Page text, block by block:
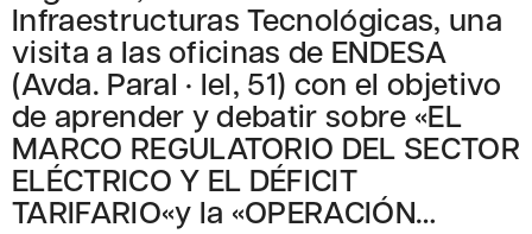
Infraestructuras Tecnológicas, una
visita a las oficinas de ENDESA
(Avda. Paral · lel, 51) con el objetivo
de aprender y debatir sobre «EL
MARCO REGULATORIO DEL SECTOR
ELÉCTRICO Y EL DÉFICIT
TARIFARIO«y la «OPERACIÓN…